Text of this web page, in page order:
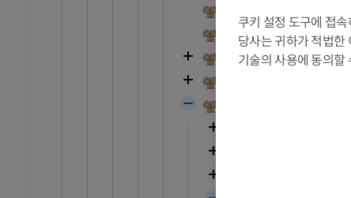
신경뇌하수체오목 [깔때기
시상하부
쿠키 설정 도구에 접
당사는 귀하가 적법
기술의 사용에 동의할